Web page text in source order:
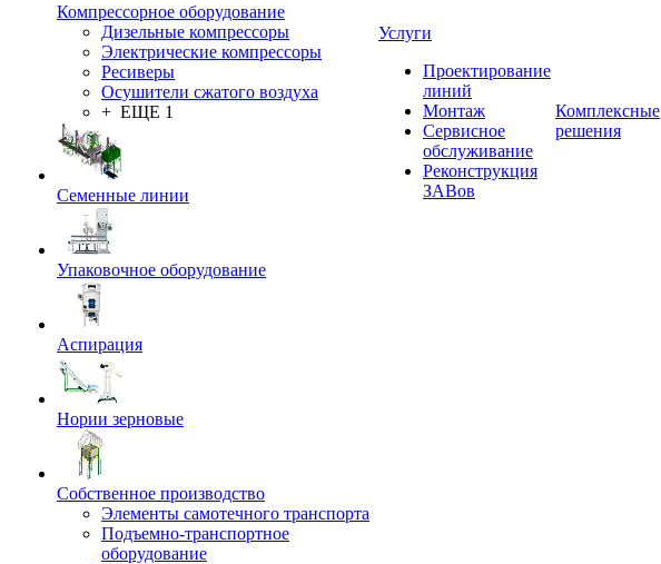
Компрессорное оборудование
Дизельные компрессоры
Электрические компрессоры
Ресиверы
Осушители сжатого воздуха
+ ЕЩЕ 1
Семенные линии
Упаковочное оборудование
Аспирация
Нории зерновые
Собственное производство
Элементы самотечного транспорта
Подъемно-транспортное
оборудование
Услуги
Проектирование
линий
Монтаж
Сервисное
обслуживание
Реконструкция
ЗАВов
Комплексные
решения